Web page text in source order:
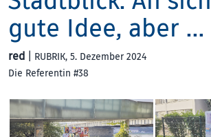
gute Idee, aber …
red RUBRIK, 5. Dezember 2024
Die Referentin #38